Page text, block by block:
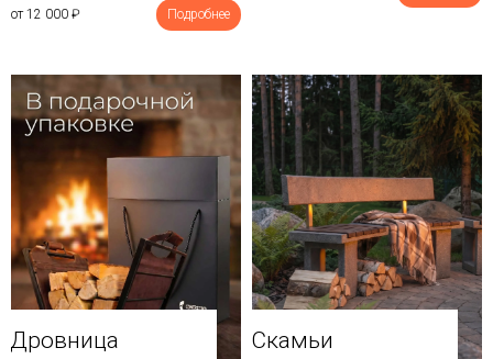
от 12 000 ₽ Подробнее
Дровница
Скамьи